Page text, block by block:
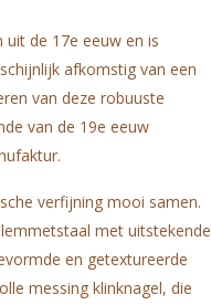
de 17e eeuw en is
afkomstig van een
van deze robuuste
van de 19e eeuw
verfijning mooi samen.
met uitstekende
en getextureerde
messing klinknagel, die